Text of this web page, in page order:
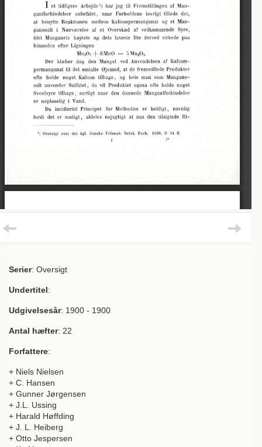
Serier: Oversigt
Undertitel:
Udgivelsesår: 1900 - 1900
Antal hæfter: 22
Forfattere:
+ Niels Nielsen
+ C. Hansen
+ Gunner Jørgensen
+ J.L. Ussing
+ Harald Høffding
+ J. L. Heiberg
+ Otto Jespersen